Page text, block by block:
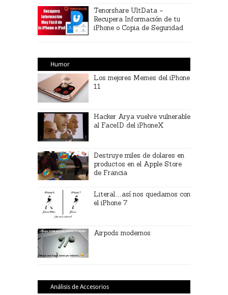
Tenorshare UltData –
Recupera Información de tu
iPhone o Copia de Seguridad
Humor
Los mejores Memes del iPhone
11
Hacker Arya vuelve vulnerable
al FaceID del iPhoneX
Destruye miles de dolares en
productos en el Apple Store
de Francia
Literal…así nos quedamos con
el iPhone 7
Airpods modernos
Análisis de Accesorios